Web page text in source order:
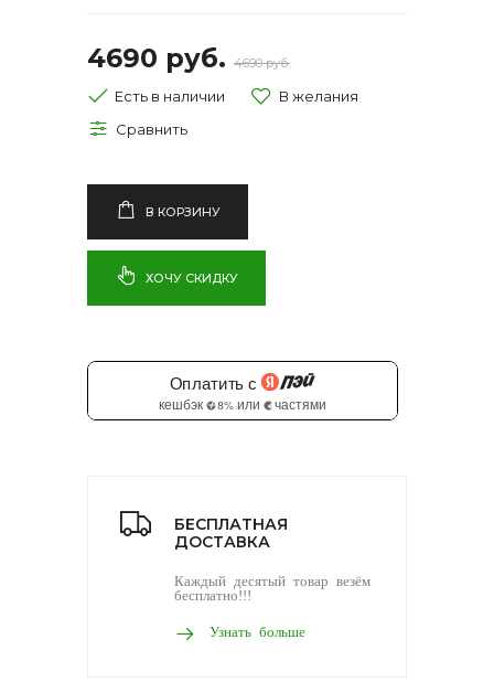
4690 руб. 4690 руб.
Есть в наличии
В КОРЗИНУ
ХОЧУ СКИДКУ
БЕСПЛАТНАЯ
ДОСТАВКА
Каждый десятый товар везём
бесплатно!!!
Узнать больше